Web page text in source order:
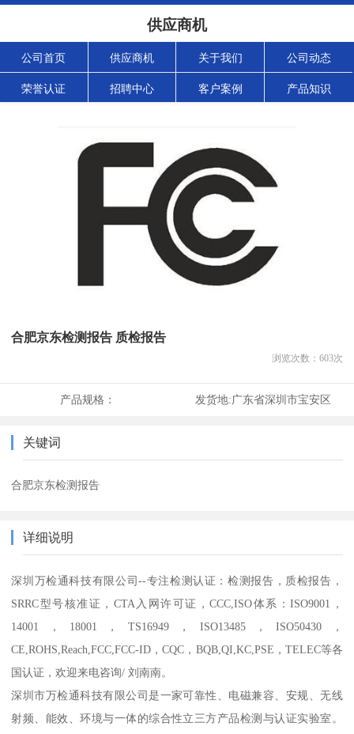
供应商机
公司首页 供应商机 关于我们 公司动态
荣誉认证 招聘中心 客户案例 产品知识
合肥京东检测报告 质检报告
浏览次数： 603次
产品规格： 发货地:广东省深圳市宝安区
关键词
合肥京东检测报告
详细说明
深圳万检通科技有限公司--专注检测认证：检测报告，质检报告，
SRRC型号核准证，CTA入网许可证，CCC,ISO体系：ISO9001，
14001，18001，TS16949，ISO13485，ISO50430，
CE,ROHS,Reach,FCC,FCC-ID，CQC，BQB,QI,KC,PSE，TELEC等各
国认证，欢迎来电咨询/ 刘南南。
深圳市万检通科技有限公司是一家可靠性、电磁兼容、安规、无线
射频、能效、环境与一体的综合性立三方产品检测与认证实验室。